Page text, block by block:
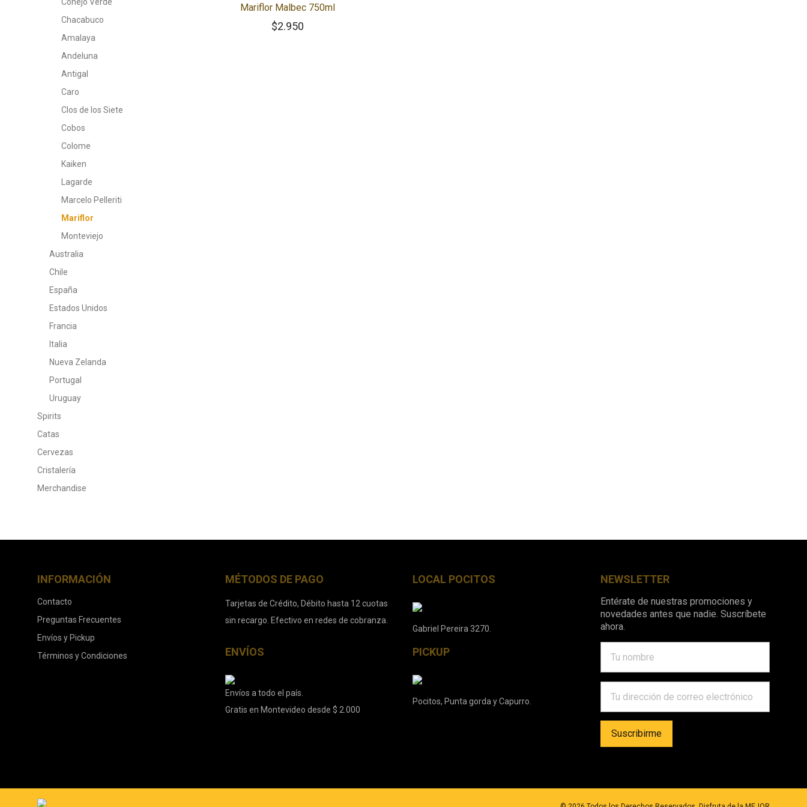
Chacabuco
Amalaya
Andeluna
Antigal
Caro
Clos de los Siete
Cobos
Colome
Kaiken
Lagarde
Marcelo Pelleriti
Mariflor
Monteviejo
Australia
Chile
España
Estados Unidos
Francia
Italia
Nueva Zelanda
Portugal
Uruguay
Spirits
Catas
Cervezas
Cristalería
Merchandise
Mariflor Malbec 750ml
$2.950
INFORMACIÓN
Contacto
Preguntas Frecuentes
Envíos y Pickup
Términos y Condiciones
MÉTODOS DE PAGO
Tarjetas de Crédito, Débito hasta 12 cuotas
sin recargo. Efectivo en redes de cobranza.
ENVÍOS
Envíos a todo el país.
Gratis en Montevideo desde $ 2.000
LOCAL POCITOS
Gabriel Pereira 3270.
PICKUP
Pocitos, Punta gorda y Capurro.
NEWSLETTER
Entérate de nuestras promociones y
novedades antes que nadie. Suscríbete
ahora.